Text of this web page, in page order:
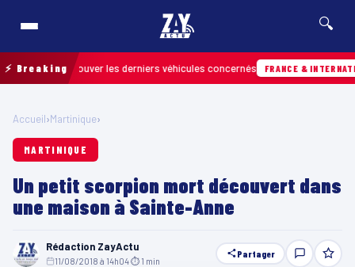
🔍
⚡ Breaking
retrouver les derniers véhicules concernés FRANCE & INTERNATIONALE
Accueil›Martinique›
MARTINIQUE
Un petit scorpion mort découvert dans
une maison à Sainte-Anne
Rédaction ZayActu
11/08/2018 à 14h04⏱ 1 min
Partager